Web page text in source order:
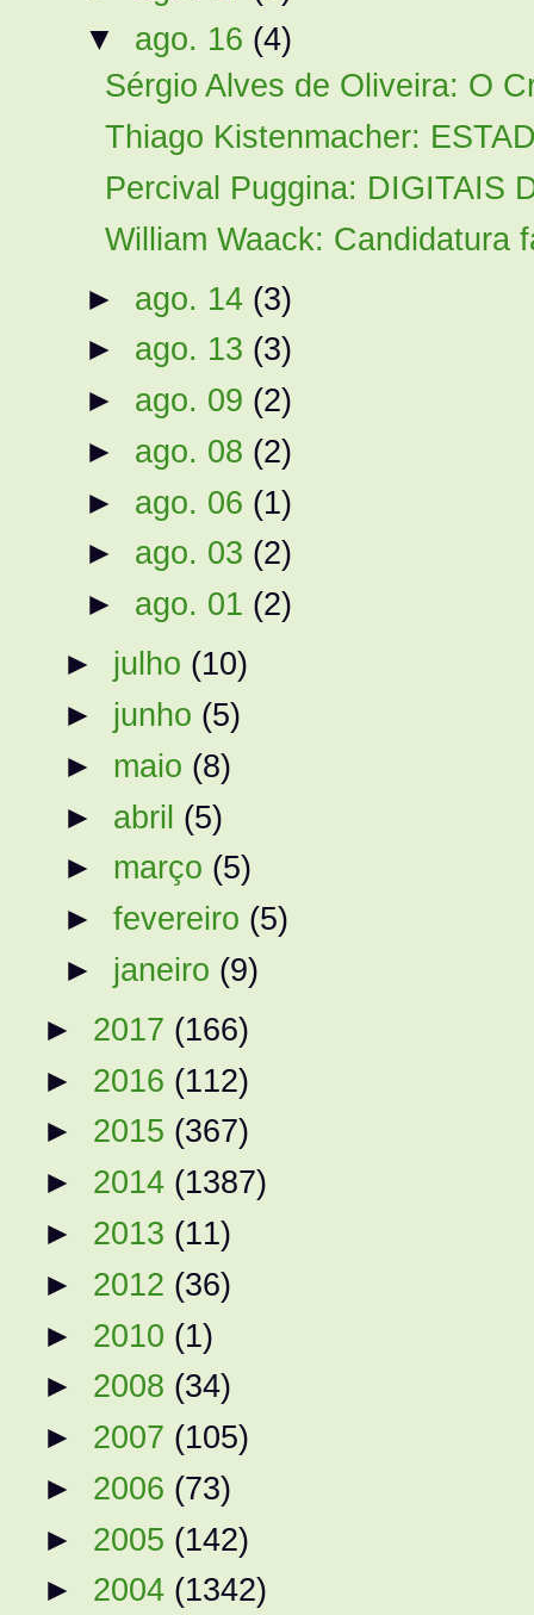
▼ ago. 16 (4)
Sérgio Alves de Oliveira: O
Thiago Kistenmacher:
Percival Puggina: DIGITAIS
William Waack: Candidatura
► ago. 14 (3)
► ago. 13 (3)
► ago. 09 (2)
► ago. 08 (2)
► ago. 06 (1)
► ago. 03 (2)
► ago. 01 (2)
► julho (10)
► junho (5)
► maio (8)
► abril (5)
► março (5)
►fevereiro (5)
► janeiro (9)
► 2017 (166)
► 2016 (112)
► 2015 (367)
► 2014 (1387)
► 2013 (11)
► 2012 (36)
► 2010 (1)
► 2008 (34)
► 2007 (105)
► 2006 (73)
► 2005 (142)
► 2004 (1342)